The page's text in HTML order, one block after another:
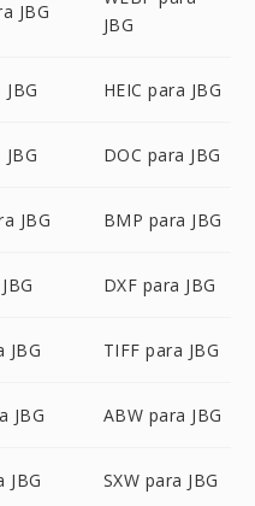
JBG
JBG
HEIC para JBG
DOC para JBG
JBG BMP para JBG
DXF para JBG
JBG TIFF para JBG
JBG ABW para JBG
JBG SXW para JBG